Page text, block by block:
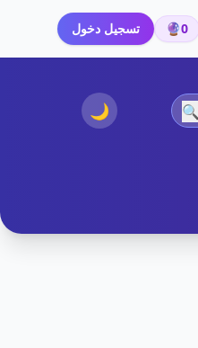
0
🔮 تسجيل دخول
🔍
🌙